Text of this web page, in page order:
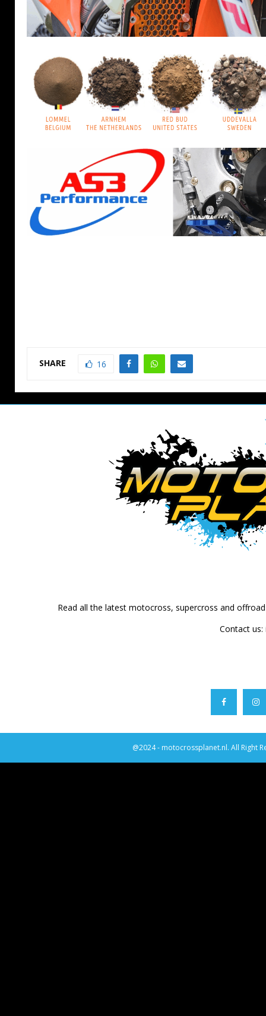
SHARE 16
Read all the latest motocross, supercross and
Contact us:
@2024 - motocrossplanet.nl. All Right